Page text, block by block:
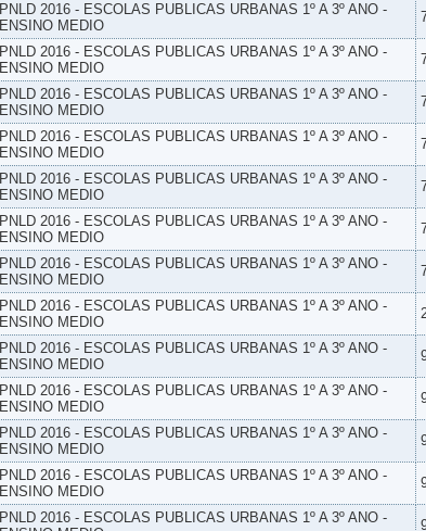
PNLD 2016 - ESCOLAS PUBLICAS URBANAS 1º A 3º ANO -
ENSINO MEDIO
PNLD 2016 - ESCOLAS PUBLICAS URBANAS 1º A 3º ANO -
ENSINO MEDIO
PNLD 2016 - ESCOLAS PUBLICAS URBANAS 1º A 3º ANO -
ENSINO MEDIO
PNLD 2016 - ESCOLAS PUBLICAS URBANAS 1º A 3º ANO -
ENSINO MEDIO
PNLD 2016 - ESCOLAS PUBLICAS URBANAS 1º A 3º ANO -
ENSINO MEDIO
PNLD 2016 - ESCOLAS PUBLICAS URBANAS 1º A 3º ANO -
ENSINO MEDIO
PNLD 2016 - ESCOLAS PUBLICAS URBANAS 1º A 3º ANO -
ENSINO MEDIO
PNLD 2016 - ESCOLAS PUBLICAS URBANAS 1º A 3º ANO -
ENSINO MEDIO
PNLD 2016 - ESCOLAS PUBLICAS URBANAS 1º A 3º ANO -
ENSINO MEDIO
PNLD 2016 - ESCOLAS PUBLICAS URBANAS 1º A 3º ANO -
ENSINO MEDIO
PNLD 2016 - ESCOLAS PUBLICAS URBANAS 1º A 3º ANO -
ENSINO MEDIO
PNLD 2016 - ESCOLAS PUBLICAS URBANAS 1º A 3º ANO -
ENSINO MEDIO
PNLD 2016 - ESCOLAS PUBLICAS URBANAS 1º A 3º ANO -